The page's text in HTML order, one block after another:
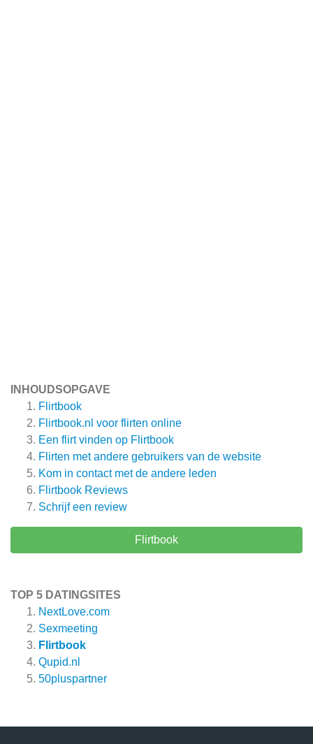
INHOUDSOPGAVE
Flirtbook
Flirtbook.nl voor flirten online
Een flirt vinden op Flirtbook
Flirten met andere gebruikers van de website
Kom in contact met de andere leden
Flirtbook Reviews
Schrijf een review
Flirtbook
TOP 5 DATINGSITES
NextLove.com
Sexmeeting
Flirtbook
Qupid.nl
50pluspartner